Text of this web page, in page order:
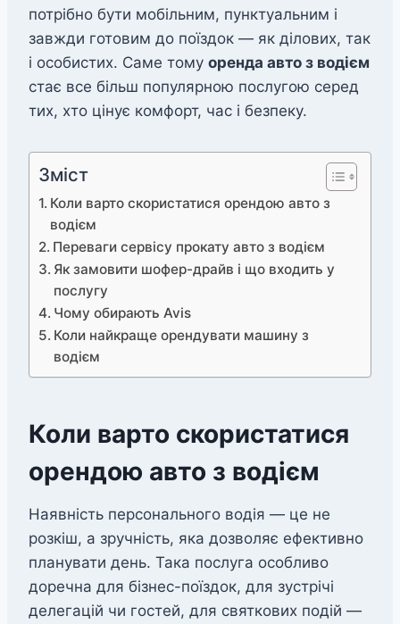
потрібно бути мобільним, пунктуальним і
завжди готовим до поїздок — як ділових, так
і особистих. Саме тому оренда авто з водієм
стає все більш популярною послугою серед
тих, хто цінує комфорт, час і безпеку.
Зміст
Коли варто скористатися орендою авто з
водієм
Переваги сервісу прокату авто з водієм
Як замовити шофер-драйв і що входить y
послугу
Чому обирають Avis
Коли найкраще орендувати машину з
водієм
Коли варто скористатися
орендою авто з водієм
Наявність персонального водія — це не
розкіш, а зручність, яка дозволяє ефективно
планувати день. Така послуга особливо
доречна для бізнес-поїздок, для зустрічі
делегацій чи гостей, для святкових подій —